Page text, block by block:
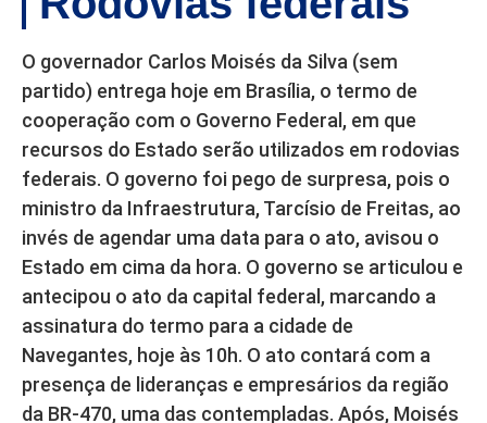
O governador Carlos Moisés da Silva (sem
partido) entrega hoje em Brasília, o termo de
cooperação com o Governo Federal, em que
recursos do Estado serão utilizados em rodovias
federais. O governo foi pego de surpresa, pois o
ministro da Infraestrutura, Tarcísio de Freitas, ao
invés de agendar uma data para o ato, avisou o
Estado em cima da hora. O governo se articulou e
antecipou o ato da capital federal, marcando a
assinatura do termo para a cidade de
Navegantes, hoje às 10h. O ato contará com a
presença de lideranças e empresários da região
da BR-470, uma das contempladas. Após, Moisés